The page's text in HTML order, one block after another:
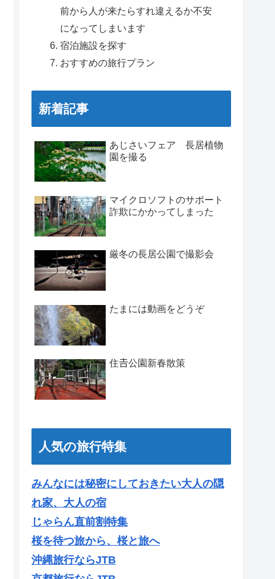
前から人が来たらすれ違えるか不安
になってしまいます
宿泊施設を探す
おすすめの旅行プラン
新着記事
あじさいフェア 長居植物
園を撮る
マイクロソフトのサポート
詐欺にかかってしまった
厳冬の長居公園で撮影会
たまには動画をどうぞ
住𠮷公園新春散策
人気の旅行特集
みんなには秘密にしておきたい大人の隠
れ家、大人の宿
じゃらん直前割特集
桜を待つ旅から、桜と旅へ
沖縄旅行ならJTB